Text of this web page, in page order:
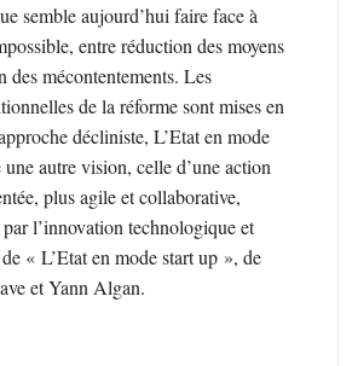
semble aujourd’hui faire face à
entre réduction des moyens
des mécontentements. Les
de la réforme sont mises en
décliniste, L’Etat en mode
autre vision, celle d’une action
plus agile et collaborative,
l’innovation technologique et
« L’Etat en mode start up », de
et Yann Algan.